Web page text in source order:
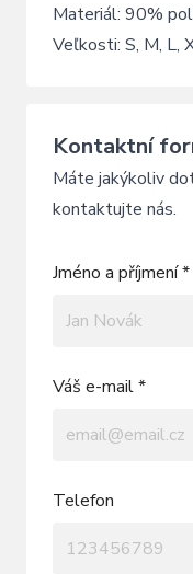
Materiál: 90%
Veľkosti: S, M, L,
Kontaktní
Máte jakýkoliv
kontaktujte nás.
Jméno a příjmení *
Váš e-mail *
Telefon